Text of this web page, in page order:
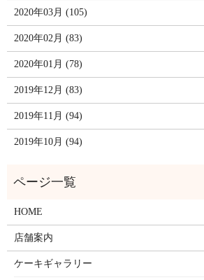
2020年03月 (105)
2020年02月 (83)
2020年01月 (78)
2019年12月 (83)
2019年11月 (94)
2019年10月 (94)
HOME
店舗案内
ケーキギャラリー